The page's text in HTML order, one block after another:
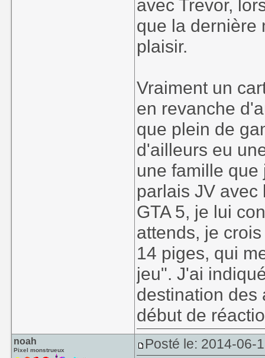
avec Trevor,
que la dernière
plaisir.
Vraiment un
en revanche
que plein de
d'ailleurs eu
une famille
parlais JV
GTA 5, je lui
attends, je
14 piges, qui
jeu". J'ai
destination des
début de
noah
Pixel monstrueux Posté le: 2014-06-